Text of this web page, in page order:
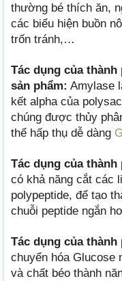
thường bé thích ăn,
các biểu hiện buồn
trốn tránh,…
Tác dụng của
sản phẩm: Amylase
kết alpha của
chúng được thủy
thể hấp thụ dễ dàng
Tác dụng của thành
có khả năng cắt các
polypeptide, để tạo
chuỗi peptide ngắn
Tác dụng của thành
chuyển hóa Glucose
và chất béo thành